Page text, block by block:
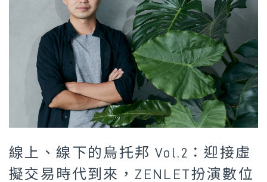
線上、線下的烏托邦 Vol.2：迎接虛
擬交易時代到來，ZENLET扮演數位